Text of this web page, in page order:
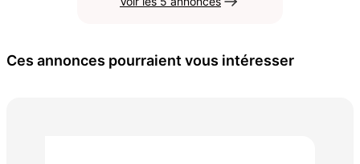
Ces annonces pourraient vous intéresser